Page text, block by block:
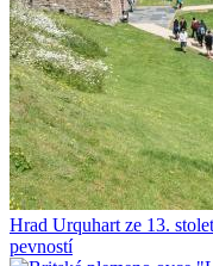
Hrad Urquhart ze 13.
pevností